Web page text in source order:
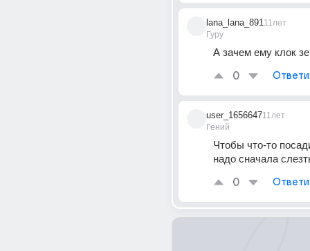
lana_lana_891
Гуру
11лет
А зачем ему клок
0
user_1656647
Гений
11лет
Чтобы что-то
надо сначала
0